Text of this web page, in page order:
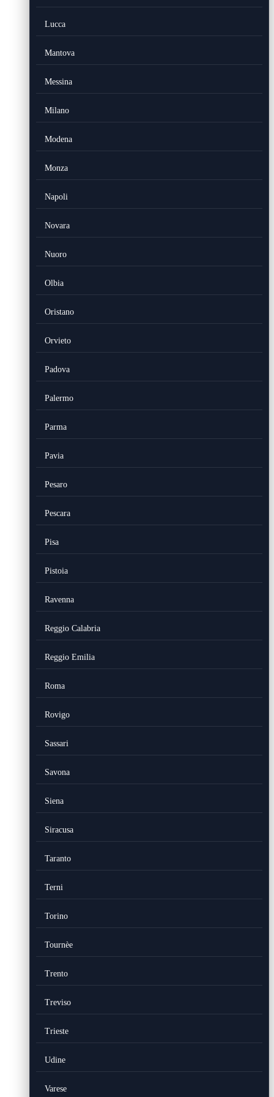
Lucca
Mantova
Messina
Milano
Modena
Monza
Napoli
Novara
Nuoro
Olbia
Oristano
Orvieto
Padova
Palermo
Parma
Pavia
Pesaro
Pescara
Pisa
Pistoia
Ravenna
Reggio Calabria
Reggio Emilia
Roma
Rovigo
Sassari
Savona
Siena
Siracusa
Taranto
Terni
Torino
Tournèe
Trento
Treviso
Trieste
Udine
Varese